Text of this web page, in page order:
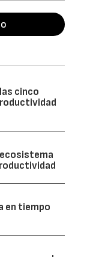
cinco
ecosistema
en tiempo